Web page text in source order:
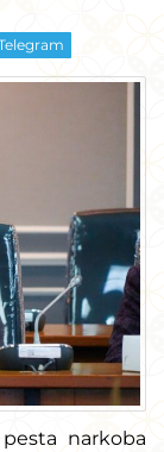
narkoba